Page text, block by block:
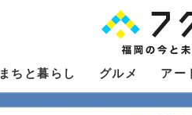
まちと暮らし グルメ アー